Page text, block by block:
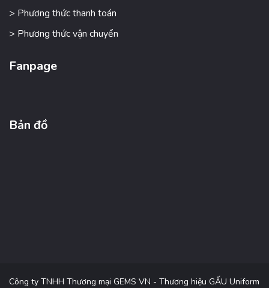
> Phương thức thanh toán
> Phương thức vận chuyển
Fanpage
Bản đồ
Công ty TNHH Thương mại GEMS VN - Thương hiệu GẤU Uniform